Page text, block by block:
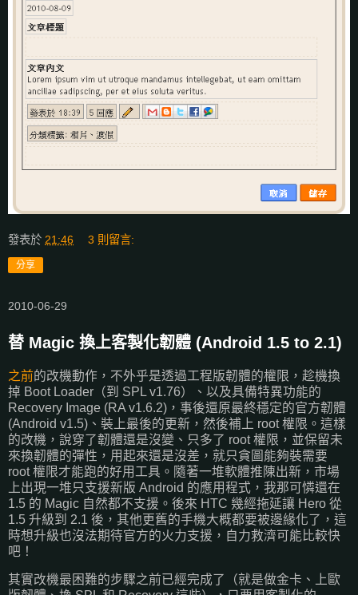
發表於 21:46 3 則留言:
分享
2010-06-29
替 Magic 換上客製化韌體 (Android 1.5 to 2.1)
之前的改機動作，不外乎是透過工程版韌體的權限，趁機換
掉 Boot Loader（到 SPL v1.76）、以及具備特異功能的
Recovery Image (RA v1.6.2)，事後還原最終穩定的官方韌體
(Android v1.5)、裝上最後的更新，然後補上 root 權限。這樣
的改機，說穿了韌體還是沒變、只多了 root 權限，並保留未
來換韌體的彈性，用起來還是沒差，就只貪圖能夠裝需要
root 權限才能跑的好用工具。隨著一堆軟體推陳出新，市場
上出現一堆只支援新版 Android 的應用程式，我那可憐還在
1.5 的 Magic 自然都不支援。後來 HTC 幾經拖延讓 Hero 從
1.5 升級到 2.1 後，其他更舊的手機大概都要被邊緣化了，這
時想升級也沒法期待官方的火力支援，自力救濟可能比較快
吧！
其實改機最困難的步驟之前已經完成了（就是做金卡、上歐